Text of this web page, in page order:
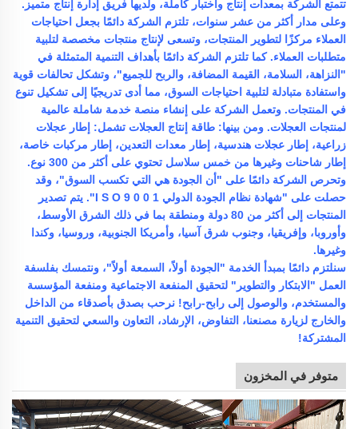
تتمتع الشركة بمعدات إنتاج واختبار كاملة، ولديها فريق إدارة إنتاج متميز.
وعلى مدار أكثر من عشر سنوات، تلتزم الشركة دائمًا بجعل احتياجات
العملاء مركزًا لتطوير المنتجات، وتسعى لإنتاج منتجات مخصصة لتلبية
متطلبات العملاء. كما تلتزم الشركة دائمًا بأهداف التنمية المتمثلة في
"النزاهة، السلامة، القيمة المضافة، والربح للجميع"، وتشكل تحالفات قوية
واستفادة متبادلة لتلبية احتياجات السوق، مما أدى تدريجيًا إلى تشكيل تنوع
في المنتجات. وتعمل الشركة على إنشاء منصة خدمة شاملة عالمية
لمنتجات العجلات. ومن بينها: طاقة إنتاج العجلات تشمل: إطار عجلات
زراعية، إطار عجلات هندسية، إطار معدات التعدين، إطار مركبات خاصة،
إطار شاحنات وغيرها من خمس سلاسل تحتوي على أكثر من 300 نوع.
وتحرص الشركة دائمًا على "أن الجودة هي التي تكسب السوق"، وقد
حصلت على "شهادة نظام الجودة الدولي I S O 9 0 0 1". يتم تصدير
المنتجات إلى أكثر من 80 دولة ومنطقة بما في ذلك الشرق الأوسط،
وأوروبا، وإفريقيا، وجنوب شرق آسيا، وأمريكا الجنوبية، وروسيا، وكندا
وغيرها.
سنلتزم دائمًا بمبدأ الخدمة "الجودة أولاً، السمعة أولاً"، ونتمسك بفلسفة
العمل "الابتكار والتطوير" لتحقيق المنفعة الاجتماعية ومنفعة المؤسسة
والمستخدم، والوصول إلى رابح-رابح! نرحب بصدق بأصدقاء من الداخل
والخارج لزيارة مصنعنا، التفاوض، الإرشاد، التعاون والسعي لتحقيق التنمية
المشتركة!
متوفر في المخزون